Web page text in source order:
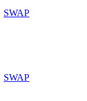
SWAP
SWAP